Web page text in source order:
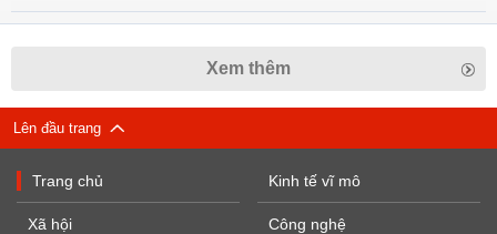
Xem thêm
Lên đầu trang
Trang chủ
Xã hội
Kinh tế vĩ mô
Công nghệ